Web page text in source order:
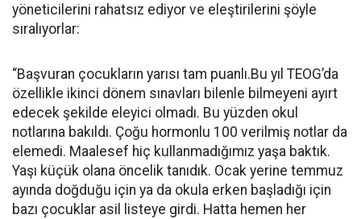
yöneticilerini rahatsız ediyor ve eleştirilerini şöyle
sıralıyorlar:
“Başvuran çocukların yarısı tam puanlı.Bu yıl TEOG’da
özellikle ikinci dönem sınavları bilenle bilmeyeni ayırt
edecek şekilde eleyici olmadı. Bu yüzden okul
notlarına bakıldı. Çoğu hormonlu 100 verilmiş notlar da
elemedi. Maalesef hiç kullanmadığımız yaşa baktık.
Yaşı küçük olana öncelik tanıdık. Ocak yerine temmuz
ayında doğduğu için ya da okula erken başladığı için
bazı çocuklar asil listeye girdi. Hatta hemen her